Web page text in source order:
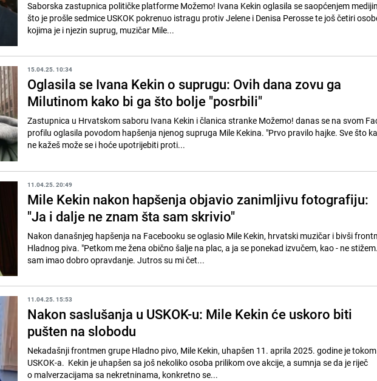
Saborska zastupnica političke platforme Možemo! Ivana Kekin oglasila se saopćenjem
što je prošle sedmice USKOK pokrenuo istragu protiv Jelene i Denisa Perosse te još četiri
kojima je i njezin suprug, muzičar Mile...
15.04.25. 10:34
Oglasila se Ivana Kekin o suprugu: Ovih dana zovu ga
Milutinom kako bi ga što bolje "posrbili"
Zastupnica u Hrvatskom saboru Ivana Kekin i članica stranke Možemo! danas se na svom
profilu oglasila povodom hapšenja njenog supruga Mile Kekina. "Prvo pravilo hajke. Sve što
ne kažeš može se i hoće upotrijebiti proti...
11.04.25. 20:49
Mile Kekin nakon hapšenja objavio zanimljivu fotografiju:
"Ja i dalje ne znam šta sam skrivio"
Nakon današnjeg hapšenja na Facebooku se oglasio Mile Kekin, hrvatski muzičar i bivši
Hladnog piva. "Petkom me žena obično šalje na plac, a ja se ponekad izvučem, kao - ne
sam imao dobro opravdanje. Jutros su mi čet...
11.04.25. 15:53
Nakon saslušanja u USKOK-u: Mile Kekin će uskoro biti
pušten na slobodu
Nekadašnji frontmen grupe Hladno pivo, Mile Kekin, uhapšen 11. aprila 2025. godine je
USKOK-a. Kekin je uhapšen sa još nekoliko osoba prilikom ove akcije, a sumnja se da je riječ
o malverzacijama sa nekretninama, konkretno se...